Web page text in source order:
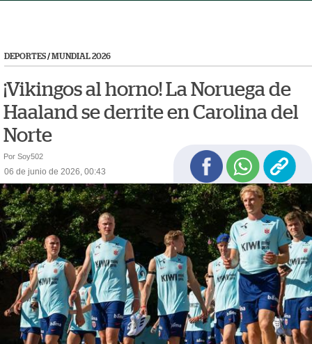
DEPORTES/MUNDIAL 2026
¡Vikingos al horno! La Noruega de
Haaland se derrite en Carolina del
Norte
Por Soy502
06 de junio de 2026, 00:43